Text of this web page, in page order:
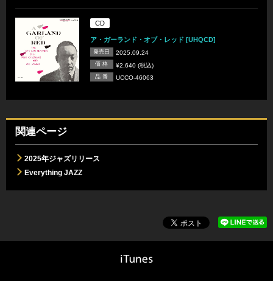
CD
ア・ガーランド・オブ・レッド [UHQCD]
発売日 2025.09.24
価 格 ¥2,640 (税込)
品 番 UCCO-46063
関連ページ
2025年ジャズリリース
Everything JAZZ